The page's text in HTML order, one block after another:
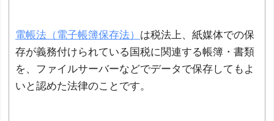
電帳法（電子帳簿保存法） は税法上、紙媒体での保
存が義務付けられている国税に関連する帳簿・書類
を、ファイルサーバーなどでデータで保存してもよ
いと認めた法律のことです。